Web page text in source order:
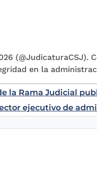
en la
la Rama Judicial
ejecutivo de